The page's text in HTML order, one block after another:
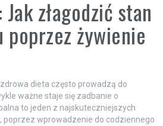
złagodzić stan
żywienie
dieta często prowadzą do
ważne staje się zadbanie o
to jeden z najskuteczniejszych
poprzez wprowadzenie do codziennego